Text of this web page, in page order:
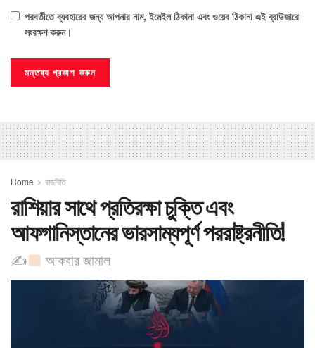
পরবর্তীতে ব্যবহারের জন্য আপনার নাম, ইমেইল ঠিকানা এবং ওয়েব ঠিকানা এই ব্রাউজারে
সংরক্ষণ করুন।
Home রাজনীতি
রাশিয়ার সাথে প্রতিরক্ষা চুক্তি এবং
আফগানিস্তানের ভারসাম্যপূর্ণ পররাষ্ট্রনীতি! ​
✍ আকবার জামাল